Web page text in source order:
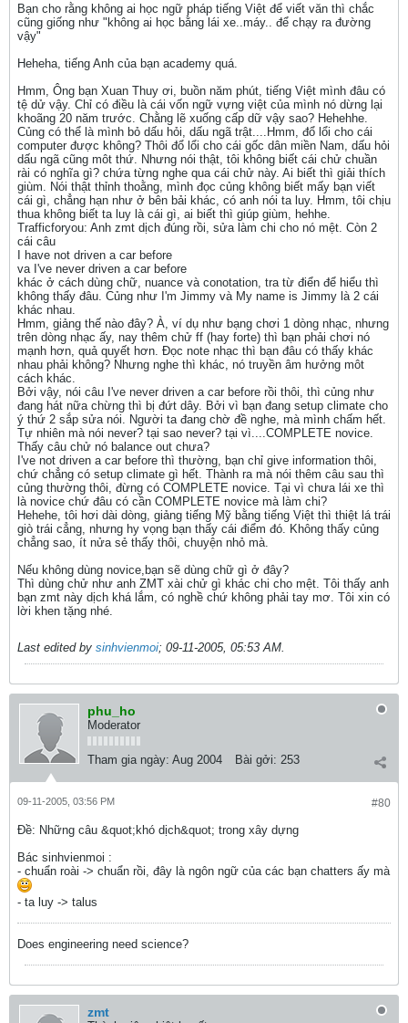
Bạn cho rằng không ai học ngữ pháp tiếng Việt để viết văn thì chắc
cũng giống như "không ai học bằng lái xe..máy.. để chạy ra đường
vậy"
Heheha, tiếng Anh của bạn academy quá.
Hmm, Ông bạn Xuan Thuy ơi, buồn năm phút, tiếng Việt mình đâu có
tệ dử vậy. Chỉ có điều là cái vốn ngữ vựng việt của mình nó dừng lại
khoãng 20 năm trước. Chằng lẽ xuống cấp dữ vậy sao? Hehehhe.
Củng có thể là mình bỏ dấu hỏi, dấu ngã trật....Hmm, đổ lổi cho cái
computer được không? Thôi đổ lổi cho cái gốc dân miền Nam, dấu hỏi
dấu ngã cũng môt thứ. Nhưng nói thật, tôi không biết cái chử chuần
rài có nghĩa gì? chứa từng nghe qua cái chử này. Ai biết thì giải thích
giùm. Nói thật thỉnh thoằng, mình đọc củng không biết mấy bạn viết
cái gì, chẳng hạn như ở bên bải khác, có anh nói ta luy. Hmm, tôi chịu
thua không biết ta luy là cái gì, ai biết thì giúp giùm, hehhe.
Trafficforyou: Anh zmt dịch đúng rồi, sửa làm chi cho nó mệt. Còn 2
cái câu
I have not driven a car before
va I've never driven a car before
khác ở cách dùng chữ, nuance và conotation, tra từ điển để hiểu thì
không thấy đâu. Củng như I'm Jimmy và My name is Jimmy là 2 cái
khác nhau.
Hmm, giảng thế nào đây? À, ví dụ như bạng chơi 1 dòng nhạc, nhưng
trên dòng nhạc ấy, nay thêm chử ff (hay forte) thì bạn phải chơi nó
mạnh hơn, quả quyết hơn. Đọc note nhạc thì bạn đâu có thấy khác
nhau phải không? Nhưng nghe thì khác, nó truyền âm hưởng môt
cách khác.
Bởi vậy, nói câu I've never driven a car before rồi thôi, thì củng như
đang hát nữa chừng thì bị đứt dây. Bởi vì bạn đang setup climate cho
ý thứ 2 sắp sửa nói. Người ta đang chờ đề nghe, mà mình chấm hết.
Tự nhiên mà nói never? tại sao never? tại vì....COMPLETE novice.
Thấy câu chử nó balance out chưa?
I've not driven a car before thì thường, bạn chỉ give information thôi,
chứ chẳng có setup climate gì hết. Thành ra mà nói thêm câu sau thì
củng thường thôi, đừng có COMPLETE novice. Tại vì chưa lái xe thì
là novice chứ đâu có cần COMPLETE novice mà làm chi?
Hehehe, tôi hơi dài dòng, giảng tiếng Mỹ bằng tiếng Việt thì thiệt lá trái
giò trái cẳng, nhưng hy vọng bạn thấy cái điểm đó. Không thấy củng
chẳng sao, ít nửa sẻ thấy thôi, chuyện nhỏ mà.
Nếu không dùng novice,bạn sẽ dùng chữ gì ở đây?
Thì dùng chử như anh ZMT xài chử gì khác chi cho mệt. Tôi thấy anh
bạn zmt này dịch khá lắm, có nghề chứ không phải tay mơ. Tôi xin có
lời khen tặng nhé.
Last edited by sinhvienmoi; 09-11-2005, 05:53 AM.
phu_ho
Moderator
Tham gia ngày: Aug 2004 Bài gởi: 253
#80
09-11-2005, 03:56 PM
Ðề: Những câu &quot;khó dịch&quot; trong xây dựng
Bác sinhvienmoi :
- chuẩn roài -> chuẩn rồi, đây là ngôn ngữ của các bạn chatters ấy mà
- ta luy -> talus
Does engineering need science?
zmt